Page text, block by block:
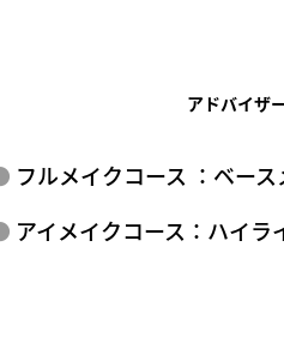
アドバイザ
フルメイクコース ：ベー
アイメイクコース：ハイ